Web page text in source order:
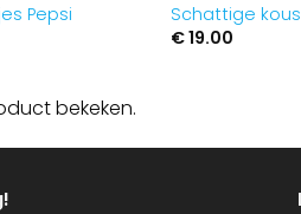
Pepsi
Schattige
€19.00
bekeken.